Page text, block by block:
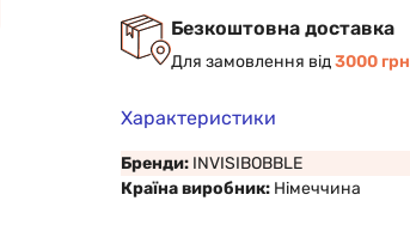
Безкоштовна доставка
Для замовлення від3000 грн
Характеристики
Бренди: INVISIBOBBLE
Країна виробник: Німеччина